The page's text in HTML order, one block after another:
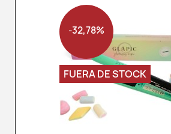
-32,78%
FUERA DE STOCK